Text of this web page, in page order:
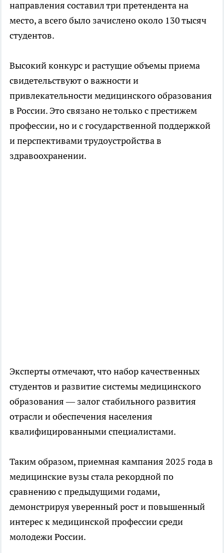
направления составил три претендента на
место, а всего было зачислено около 130 тысяч
студентов.
Высокий конкурс и растущие объемы приема
свидетельствуют о важности и
привлекательности медицинского образования
в России. Это связано не только с престижем
профессии, но и с государственной поддержкой
и перспективами трудоустройства в
здравоохранении.
Эксперты отмечают, что набор качественных
студентов и развитие системы медицинского
образования — залог стабильного развития
отрасли и обеспечения населения
квалифицированными специалистами.
Таким образом, приемная кампания 2025 года в
медицинские вузы стала рекордной по
сравнению с предыдущими годами,
демонстрируя уверенный рост и повышенный
интерес к медицинской профессии среди
молодежи России.